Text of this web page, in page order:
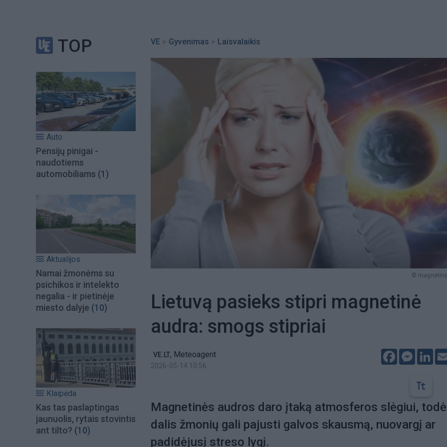
TOP
Auto
Pensijų pinigai -
naudotiems
automobiliams (1)
Aktualijos
Namai žmonėms su
psichikos ir intelekto
negalia - ir pietinėje
miesto dalyje (10)
Klaipėda
Kas tas paslaptingas
jaunuolis, rytais stovintis
ant tilto? (10)
VE > Gyvenimas > Laisvalaikis
©
Lietuvą pasieks stipri magnetinė
audra: smogs stipriai
VE.LT, Meteoagent
2026-05-14 10:56
Facebook
Magnetinės audros daro įtaką atmosferos slėgiui,
dalis žmonių gali pajusti galvos skausmą, nuovargį ar
padidėjusį streso lygį.